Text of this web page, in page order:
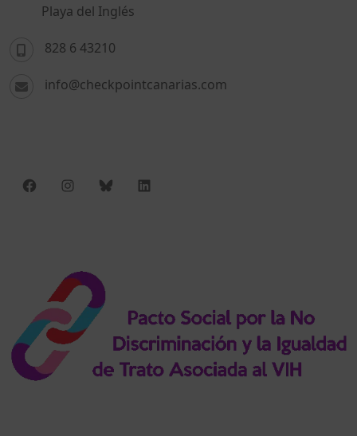
Playa del Inglés
828 6 43210
info@checkpointcanarias.com
FacebookInstagramBlueskyLinkedIn